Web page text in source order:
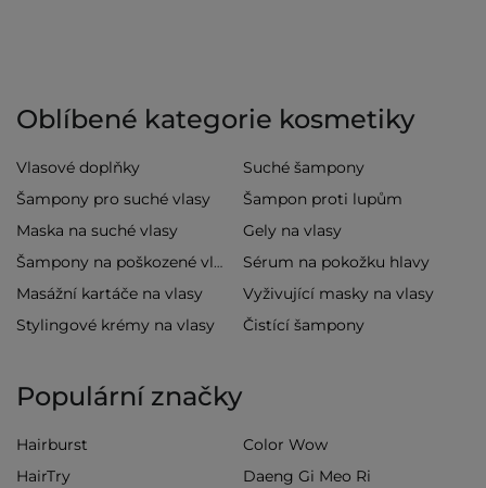
Oblíbené kategorie kosmetiky
Vlasové doplňky
Suché šampony
Šampony pro suché vlasy
Šampon proti lupům
Maska na suché vlasy
Gely na vlasy
Šampony na poškozené vlasy
Sérum na pokožku hlavy
Masážní kartáče na vlasy
Vyživující masky na vlasy
Stylingové krémy na vlasy
Čistící šampony
Populární značky
Hairburst
Color Wow
HairTry
Daeng Gi Meo Ri